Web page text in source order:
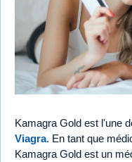
Kamagra Gold est l'une
Viagra. En tant que
Kamagra Gold est un